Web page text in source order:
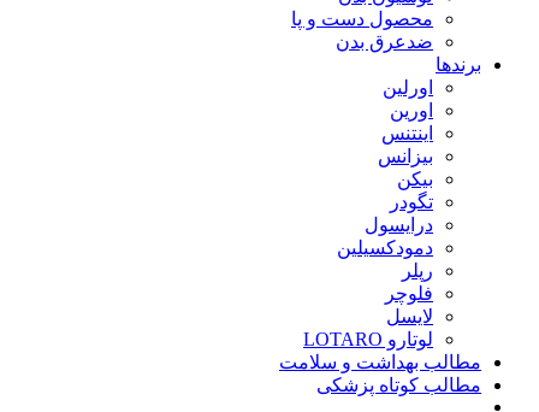
محصول دست و پا
ضدعرق بدن
برندها
اورلین
اورین
اینتنس
بیزانس
بیکن
تگودر
درایسول
دمودکسیلین
رپلر
فلوچر
لایسل
لوتارو LOTARO
مطالب بهداشت و سلامت
مطالب کوتاه پزشکی